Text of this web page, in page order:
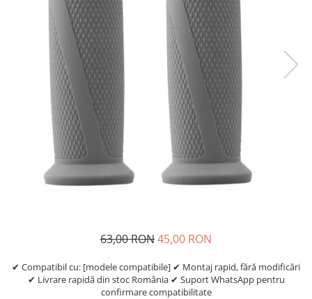
https://www.doctortrotineta.ro/lumini
Stop trotineta
https://www.doctortrotineta.ro/cadru
Aparatori (aripi)
Cricuri trotineta
Suspensie
63,00 RON45,00 RON
✔ Compatibil cu: [modele compatibile] ✔ Montaj rapid, fără modificări
✔ Livrare rapidă din stoc România ✔ Suport WhatsApp pentru
confirmare compatibilitate